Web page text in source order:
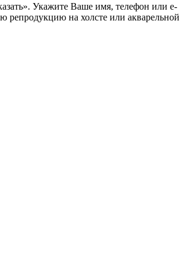
Укажите Ваше имя, телефон или e-
репродукцию на холсте или акварельной